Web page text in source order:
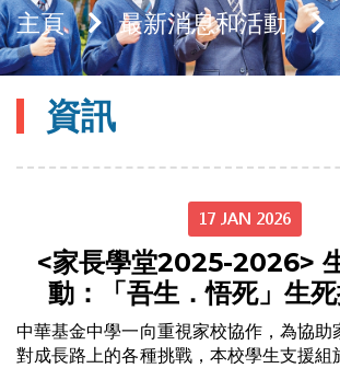
主頁 最新消息和活動
資訊
17 JAN 2026
<家長學堂2025-2026>
動：「吾生．悟死」生
中華基金中學一向重視家校協作，為協助
對成長路上的各種挑戰，本校學生支援組